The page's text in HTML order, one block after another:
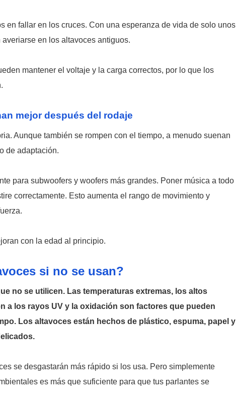
en fallar en los cruces. Con una esperanza de vida de solo unos
en los altavoces antiguos.
mantener el voltaje y la carga correctos, por lo que los
mejor después del rodaje
Aunque también se rompen con el tiempo, a menudo suenan
de adaptación.
para subwoofers y woofers más grandes. Poner música a todo
correctamente. Esto aumenta el rango de movimiento y
con la edad al principio.
si no se usan?
no se utilicen. Las temperaturas extremas, los altos
a los rayos UV y la oxidación son factores que pueden
Los altavoces están hechos de plástico, espuma, papel y
se desgastarán más rápido si los usa. Pero simplemente
es más que suficiente para que tus parlantes se